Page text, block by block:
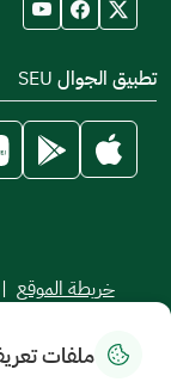
تطبيق الجوال SEU
خريطة الموقع |
جميع الحقوق
ملفات